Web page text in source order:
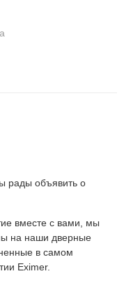
рады объявить о
вместе с вами, мы
на наши дверные
в самом
Eximer.